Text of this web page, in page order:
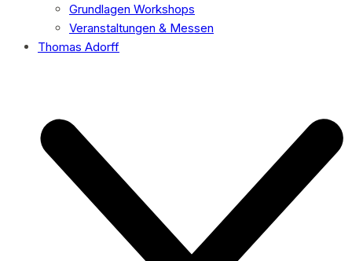
Grundlagen Workshops
Veranstaltungen & Messen
Thomas Adorff